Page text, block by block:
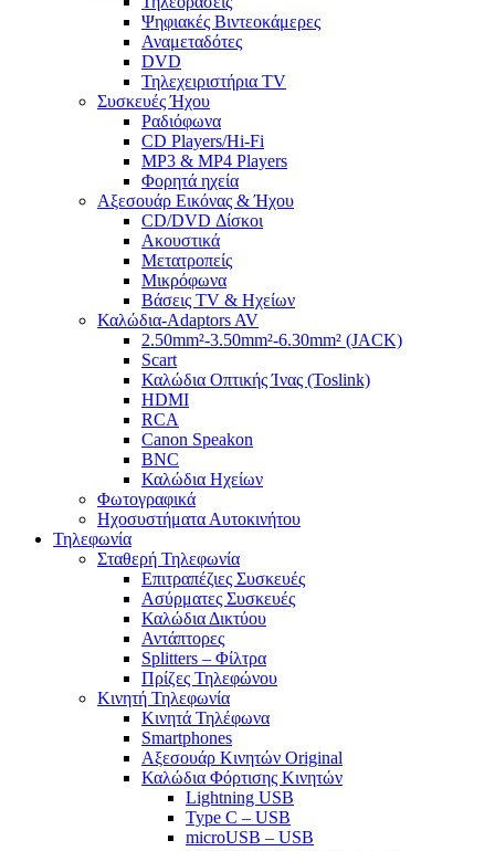
Ψηφιακές Βιντεοκάμερες
Αναμεταδότες
DVD
Τηλεχειριστήρια TV
Συσκευές Ήχου
Ραδιόφωνα
CD Players/Hi-Fi
MP3 & MP4 Players
Φορητά ηχεία
Αξεσουάρ Εικόνας & Ήχου
CD/DVD Δίσκοι
Ακουστικά
Μετατροπείς
Μικρόφωνα
Βάσεις TV & Ηχείων
Καλώδια-Adaptors AV
2.50mm²-3.50mm²-6.30mm² (JACK)
Scart
Καλώδια Οπτικής Ίνας (Toslink)
HDMI
RCA
Canon Speakon
BNC
Καλώδια Ηχείων
Φωτογραφικά
Ηχοσυστήματα Αυτοκινήτου
Τηλεφωνία
Σταθερή Τηλεφωνία
Επιτραπέζιες Συσκευές
Ασύρματες Συσκευές
Καλώδια Δικτύου
Αντάπτορες
Splitters – Φίλτρα
Πρίζες Τηλεφώνου
Κινητή Τηλεφωνία
Κινητά Τηλέφωνα
Smartphones
Αξεσουάρ Κινητών Original
Καλώδια Φόρτισης Κινητών
Lightning USB
Type C – USB
microUSB – USB